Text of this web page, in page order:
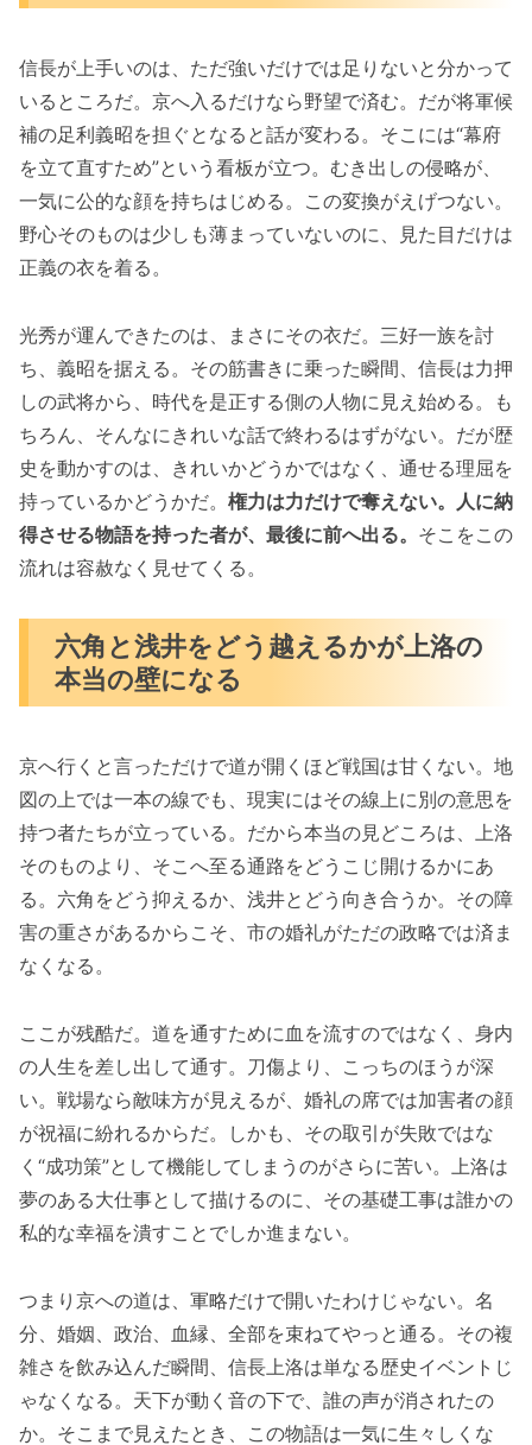
信長が上手いのは、ただ強いだけでは足りないと分かって
いるところだ。京へ入るだけなら野望で済む。だが将軍候
補の足利義昭を担ぐとなると話が変わる。そこには“幕府
を立て直すため”という看板が立つ。むき出しの侵略が、
一気に公的な顔を持ちはじめる。この変換がえげつない。
野心そのものは少しも薄まっていないのに、見た目だけは
正義の衣を着る。
光秀が運んできたのは、まさにその衣だ。三好一族を討
ち、義昭を据える。その筋書きに乗った瞬間、信長は力押
しの武将から、時代を是正する側の人物に見え始める。も
ちろん、そんなにきれいな話で終わるはずがない。だが歴
史を動かすのは、きれいかどうかではなく、通せる理屈を
持っているかどうかだ。 権力は力だけで奪えない。人に納
得させる物語を持った者が、最後に前へ出る。 そこをこの
流れは容赦なく見せてくる。
六角と浅井をどう越えるかが上洛の
本当の壁になる
京へ行くと言っただけで道が開くほど戦国は甘くない。地
図の上では一本の線でも、現実にはその線上に別の意思を
持つ者たちが立っている。だから本当の見どころは、上洛
そのものより、そこへ至る通路をどうこじ開けるかにあ
る。六角をどう抑えるか、浅井とどう向き合うか。その障
害の重さがあるからこそ、市の婚礼がただの政略では済ま
なくなる。
ここが残酷だ。道を通すために血を流すのではなく、身内
の人生を差し出して通す。刀傷より、こっちのほうが深
い。戦場なら敵味方が見えるが、婚礼の席では加害者の顔
が祝福に紛れるからだ。しかも、その取引が失敗ではな
く“成功策”として機能してしまうのがさらに苦い。上洛は
夢のある大仕事として描けるのに、その基礎工事は誰かの
私的な幸福を潰すことでしか進まない。
つまり京への道は、軍略だけで開いたわけじゃない。名
分、婚姻、政治、血縁、全部を束ねてやっと通る。その複
雑さを飲み込んだ瞬間、信長上洛は単なる歴史イベントじ
ゃなくなる。天下が動く音の下で、誰の声が消されたの
か。そこまで見えたとき、この物語は一気に生々しくな